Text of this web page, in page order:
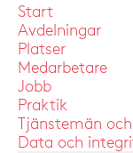
Start
Avdelningar
Platser
Medarbetare
Jobb
Praktik
Tjänstemän
Data och